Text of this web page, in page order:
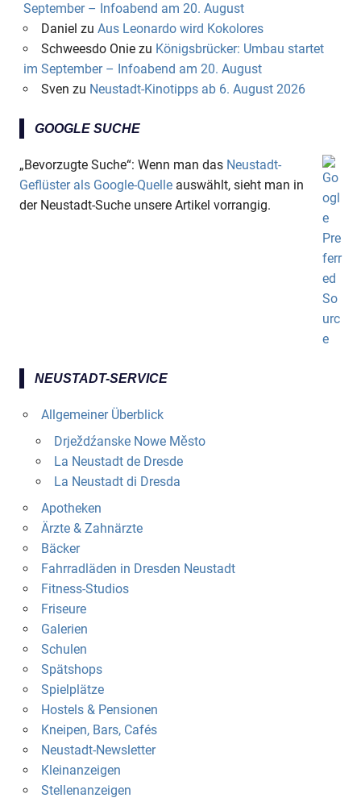
September – Infoabend am 20. August
Daniel zu Aus Leonardo wird Kokolores
Schweesdo Oniezu Königsbrücker: Umbau startet
im September – Infoabend am 20. August
Sven zu Neustadt-Kinotipps ab 6. August 2026
GOOGLE SUCHE
„Bevorzugte Suche“: Wenn man das Neustadt-
Geflüster als Google-Quelle auswählt, sieht man in
der Neustadt-Suche unsere Artikel vorrangig.
NEUSTADT-SERVICE
Allgemeiner Überblick
Drježdźanske Nowe Město
La Neustadt de Dresde
La Neustadt di Dresda
Apotheken
Ärzte & Zahnärzte
Bäcker
Fahrradläden in Dresden Neustadt
Fitness-Studios
Friseure
Galerien
Schulen
Spätshops
Spielplätze
Hostels & Pensionen
Kneipen, Bars, Cafés
Neustadt-Newsletter
Kleinanzeigen
Stellenanzeigen